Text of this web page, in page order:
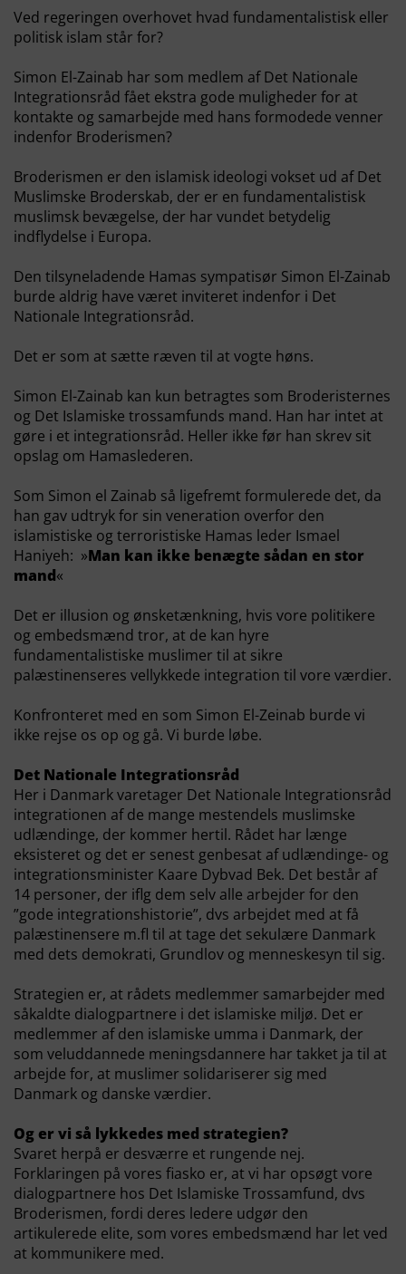
Ved regeringen overhovet hvad fundamentalistisk eller
politisk islam står for?
Simon El-Zainab har som medlem af Det Nationale
Integrationsråd fået ekstra gode muligheder for at
kontakte og samarbejde med hans formodede venner
indenfor Broderismen?
Broderismen er den islamisk ideologi vokset ud af Det
Muslimske Broderskab, der er en fundamentalistisk
muslimsk bevægelse, der har vundet betydelig
indflydelse i Europa.
Den tilsyneladende Hamas sympatisør Simon El-Zainab
burde aldrig have været inviteret indenfor i Det
Nationale Integrationsråd.
Det er som at sætte ræven til at vogte høns.
Simon El-Zainab kan kun betragtes som Broderisternes
og Det Islamiske trossamfunds mand. Han har intet at
gøre i et integrationsråd. Heller ikke før han skrev sit
opslag om Hamaslederen.
Som Simon el Zainab så ligefremt formulerede det, da
han gav udtryk for sin veneration overfor den
islamistiske og terroristiske Hamas leder Ismael
Haniyeh: »Man kan ikke benægte sådan en stor
mand«
Det er illusion og ønsketænkning, hvis vore politikere
og embedsmænd tror, at de kan hyre
fundamentalistiske muslimer til at sikre
palæstinenseres vellykkede integration til vore værdier.
Konfronteret med en som Simon El-Zeinab burde vi
ikke rejse os op og gå. Vi burde løbe.
Det Nationale Integrationsråd
Her i Danmark varetager Det Nationale Integrationsråd
integrationen af de mange mestendels muslimske
udlændinge, der kommer hertil. Rådet har længe
eksisteret og det er senest genbesat af udlændinge- og
integrationsminister Kaare Dybvad Bek. Det består af
14 personer, der iflg dem selv alle arbejder for den
”gode integrationshistorie”, dvs arbejdet med at få
palæstinensere m.fl til at tage det sekulære Danmark
med dets demokrati, Grundlov og menneskesyn til sig.
Strategien er, at rådets medlemmer samarbejder med
såkaldte dialogpartnere i det islamiske miljø. Det er
medlemmer af den islamiske umma i Danmark, der
som veluddannede meningsdannere har takket ja til at
arbejde for, at muslimer solidariserer sig med
Danmark og danske værdier.
Og er vi så lykkedes med strategien?
Svaret herpå er desværre et rungende nej.
Forklaringen på vores fiasko er, at vi har opsøgt vore
dialogpartnere hos Det Islamiske Trossamfund, dvs
Broderismen, fordi deres ledere udgør den
artikulerede elite, som vores embedsmænd har let ved
at kommunikere med.